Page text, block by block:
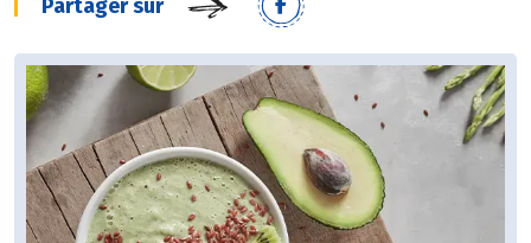
Partager sur